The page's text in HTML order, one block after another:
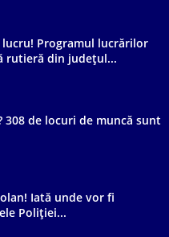
Programul lucrărilor
rutieră din județul...
308 de locuri de muncă sunt
Iată unde vor fi
Poliției...